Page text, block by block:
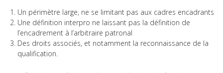
Un périmètre large, ne se limitant pas aux cadres encadrants
Une définition interpro ne laissant pas la définition de
l’encadrement à l’arbitraire patronal
Des droits associés, et notamment la reconnaissance de la
qualification.